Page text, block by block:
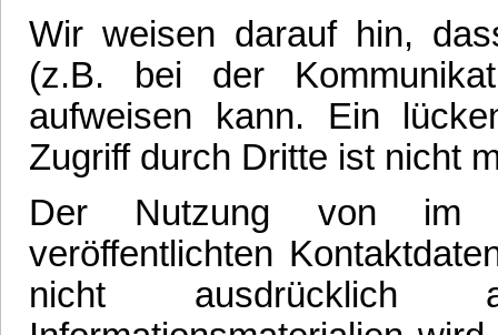
Wir weisen darauf hin,
(z.B. bei der
aufweisen kann. Ein
Zugriff durch Dritte ist nicht
Der Nutzung von im
veröffentlichten
nicht ausdrücklich